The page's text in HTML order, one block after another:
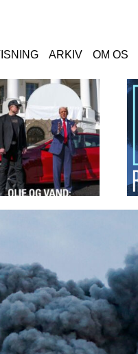
ARKIV OM OS